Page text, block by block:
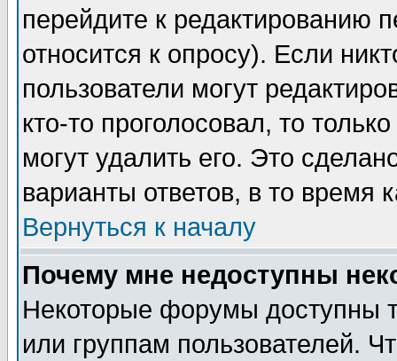
перейдите к редактированию
относится к опросу). Если
пользователи могут
кто-то проголосовал, то
могут удалить его. Это
варианты ответов, в то время
Вернуться к началу
Почему мне недоступны
Некоторые форумы доступны
или группам пользователей.